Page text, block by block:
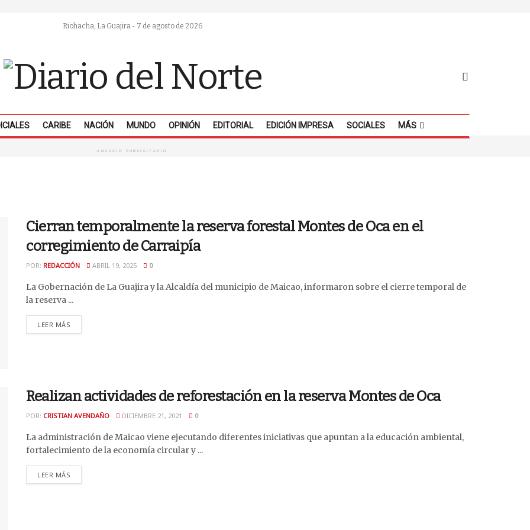
Riohacha, La Guajira - 7 de agosto de 2026
CARIBE NACIÓN MUNDO OPINIÓN EDITORIAL EDICIÓN IMPRESA SOCIALES MÁS
ANUNCIO PUBLICITARIO
Cierran temporalmente la reserva forestal Montes de Oca en el
corregimiento de Carraipía
POR: REDACCIÓN ABRIL 19, 2025 0
La Gobernación de La Guajira y la Alcaldía del municipio de Maicao, informaron sobre el cierre temporal de
la reserva ...
LEER MÁS
Realizan actividades de reforestación en la reserva Montes de Oca
POR: CRISTIAN AVENDAÑO DICIEMBRE 21, 2021 0
La administración de Maicao viene ejecutando diferentes iniciativas que apuntan a la educación ambiental,
fortalecimiento de la economía circular y ...
LEER MÁS